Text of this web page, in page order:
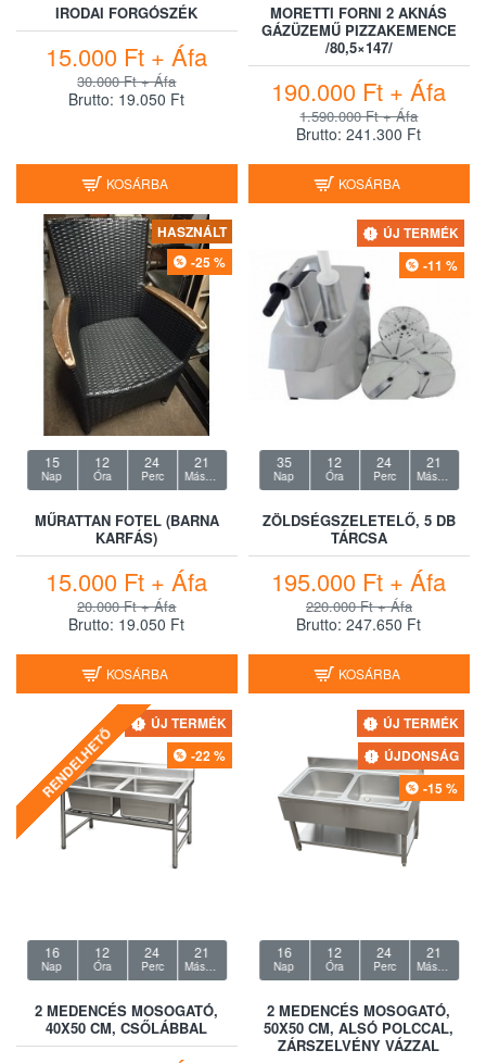
IRODAI FORGÓSZÉK
15.000 Ft + Áfa
30.000 Ft + Áfa
Brutto: 19.050 Ft
KOSÁRBA
MORETTI FORNI 2 AKNÁS
GÁZÜZEMŰ PIZZAKEMENCE
/80,5×147/
190.000 Ft + Áfa
1.590.000 Ft + Áfa
Brutto: 241.300 Ft
KOSÁRBA
HASZNÁLT
-25 %
15
Nap
12
Óra
24
Perc
20
Másodperc
MŰRATTAN FOTEL (BARNA
KARFÁS)
15.000 Ft + Áfa
20.000 Ft + Áfa
Brutto: 19.050 Ft
KOSÁRBA
ÚJ TERMÉK
-11 %
35
Nap
12
Óra
24
Perc
20
Másodperc
ZÖLDSÉGSZELETELŐ, 5 DB
TÁRCSA
195.000 Ft + Áfa
220.000 Ft + Áfa
Brutto: 247.650 Ft
KOSÁRBA
ÚJ TERMÉK
-22 %
RENDELHETŐ
16
Nap
12
Óra
24
Perc
20
Másodperc
2 MEDENCÉS MOSOGATÓ,
40X50 CM, CSŐLÁBBAL
ÚJ TERMÉK
ÚJDONSÁG
-15 %
16
Nap
12
Óra
24
Perc
20
Másodperc
2 MEDENCÉS MOSOGATÓ,
50X50 CM, ALSÓ POLCCAL,
ZÁRSZELVÉNY VÁZZAL